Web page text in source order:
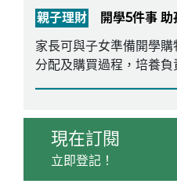
親子理財
開學5件事
家長可與子女準備開學
分配及購買過程，培養負
現在訂閱
立即登記！